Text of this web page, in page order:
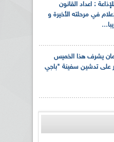
: اعداد القانون
في مرحلته الأخيرة و
يشرف هذا الخميس
على تدشين سفينة "باجي